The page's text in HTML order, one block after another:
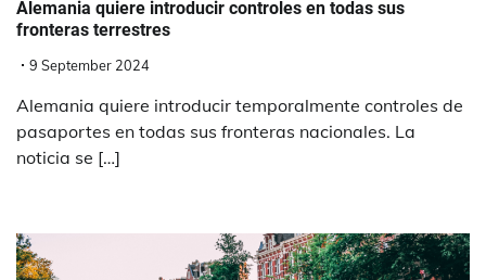
Alemania quiere introducir controles en todas sus
fronteras terrestres
9 September 2024
Alemania quiere introducir temporalmente controles de
pasaportes en todas sus fronteras nacionales. La
noticia se […]